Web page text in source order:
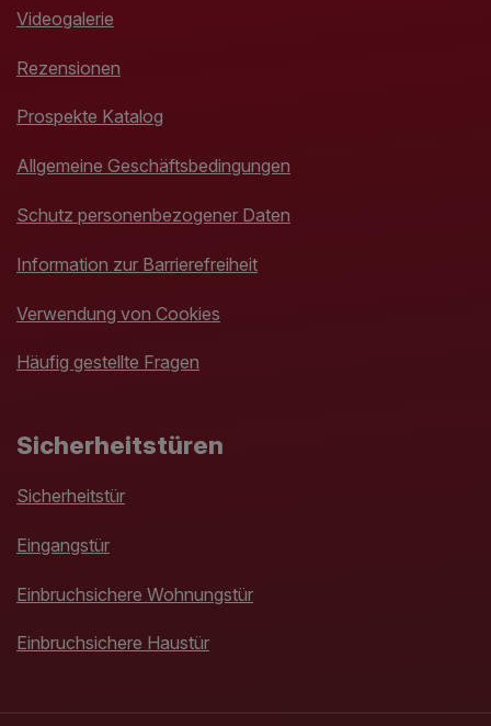
Videogalerie
Rezensionen
Prospekte Katalog
Allgemeine Geschäftsbedingungen
Schutz personenbezogener Daten
Information zur Barrierefreiheit
Verwendung von Cookies
Häufig gestellte Fragen
Sicherheitstüren
Sicherheitstür
Eingangstür
Einbruchsichere Wohnungstür
Einbruchsichere Haustür